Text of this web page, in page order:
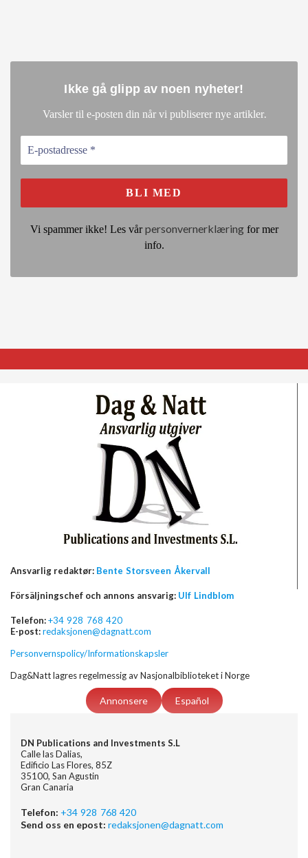
Ikke gå glipp av noen nyheter!
Varsler til e-posten din når vi publiserer nye artikler.
Vi spammer ikke! Les vårpersonvernerklæringfor mer
info.
Ansvarlig redaktør: Bente Storsveen Åkervall
Försäljningschef och annons ansvarig: Ulf Lindblom
Telefon:+34 928 768 420
E-post:redaksjonen@dagnatt.com
Personvernspolicy/Informationskapsler
Dag&Natt lagres regelmessig av Nasjonalbiblioteket i Norge
Annonsere Español
DN Publications and Investments S.L
Calle las Dalias,
Edificio Las Flores, 85Z
35100, San Agustin
Gran Canaria
Telefon: +34 928 768 420
Send oss en epost: redaksjonen@dagnatt.com